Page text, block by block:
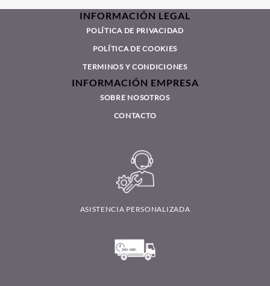
INFORMACIÓN LEGAL
POLÍTICA DE PRIVACIDAD
POLÍTICA DE COOKIES
TERMINOS Y CONDICIONES
INFORMACIÓN EMPRESA
SOBRE NOSOTROS
CONTACTO
ASISTENCIA PERSONALIZADA